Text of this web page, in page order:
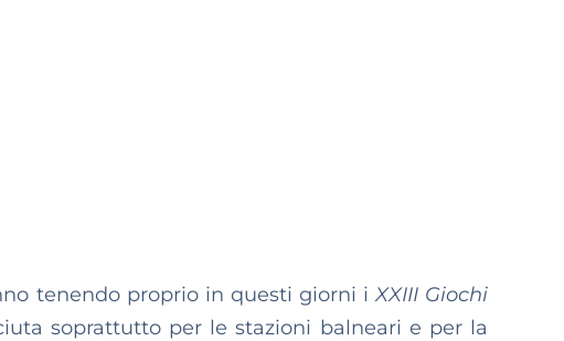
tenendo proprio in questi giorni iXXIII Giochi
soprattutto per le stazioni balneari e per la